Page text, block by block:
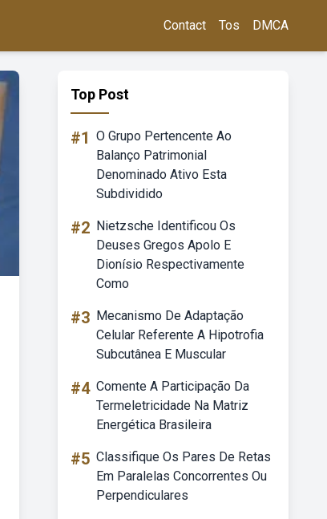
Contact Tos DMCA
Top Post
#1 O Grupo Pertencente Ao
Balanço Patrimonial
Denominado Ativo Esta
Subdividido
#2 Nietzsche Identificou Os
Deuses Gregos Apolo E
Dionísio Respectivamente
Como
#3 Mecanismo De Adaptação
Celular Referente A Hipotrofia
Subcutânea E Muscular
#4 Comente A Participação Da
Termeletricidade Na Matriz
Energética Brasileira
#5 Classifique Os Pares De Retas
Em Paralelas Concorrentes Ou
Perpendiculares